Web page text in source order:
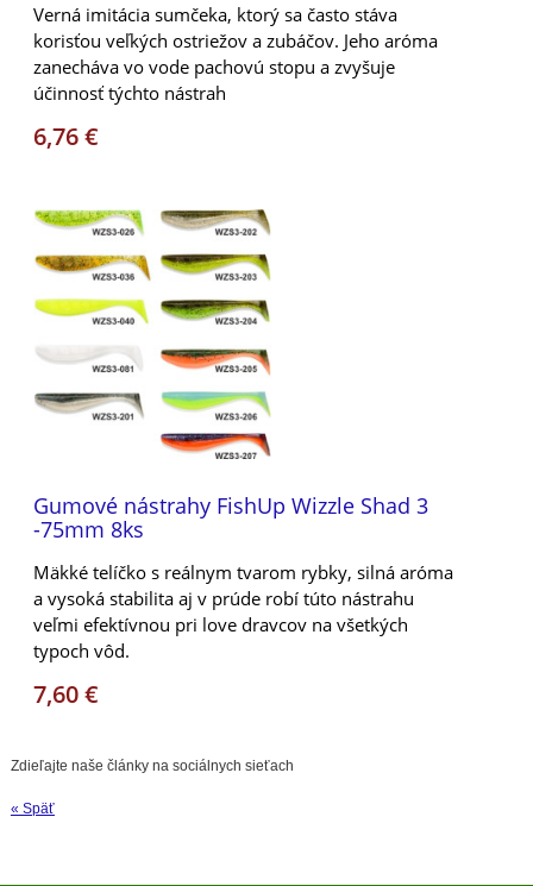
Verná imitácia sumčeka, ktorý sa často stáva
korisťou veľkých ostriežov a zubáčov. Jeho aróma
zanecháva vo vode pachovú stopu a zvyšuje
účinnosť týchto nástrah
6,76 €
Gumové nástrahy FishUp Wizzle Shad 3
-75mm 8ks
Mäkké telíčko s reálnym tvarom rybky, silná aróma
a vysoká stabilita aj v prúde robí túto nástrahu
veľmi efektívnou pri love dravcov na všetkých
typoch vôd.
7,60 €
Zdieľajte naše články na sociálnych sieťach
« Späť